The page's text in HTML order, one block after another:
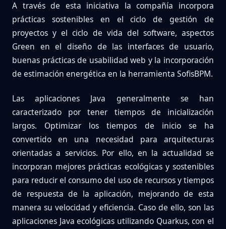
A través de esta iniciativa la compañía incorpora
prácticas sostenibles en el ciclo de gestión de
proyectos y el ciclo de vida del software, aspectos
Green en el diseño de las interfaces de usuario,
buenas prácticas de usabilidad web y la incorporación
de estimación energética en la herramienta SofisBPM.
Las aplicaciones Java generalmente se han
caracterizado por tener tiempos de inicialización
largos. Optimizar los tiempos de inicio se ha
convertido en una necesidad para arquitecturas
orientadas a servicios. Por ello, en la actualidad se
incorporan mejores prácticas ecológicas y sostenibles
para reducir el consumo del uso de recursos y tiempos
de respuesta de la aplicación, mejorando de esta
manera su velocidad y eficiencia. Caso de ello, son las
aplicaciones Java ecológicas utilizando Quarkus, con el